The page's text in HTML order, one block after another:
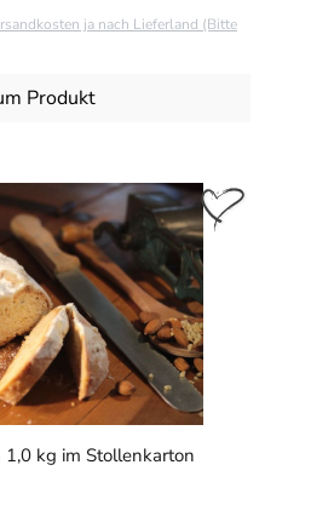
ja nach Lieferland (Bitte
Produkt
kg im Stollenkarton